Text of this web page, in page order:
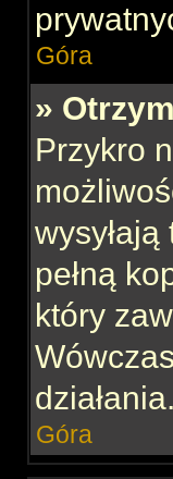
Góra
»
Przykro
pełną
który
działania.
Góra